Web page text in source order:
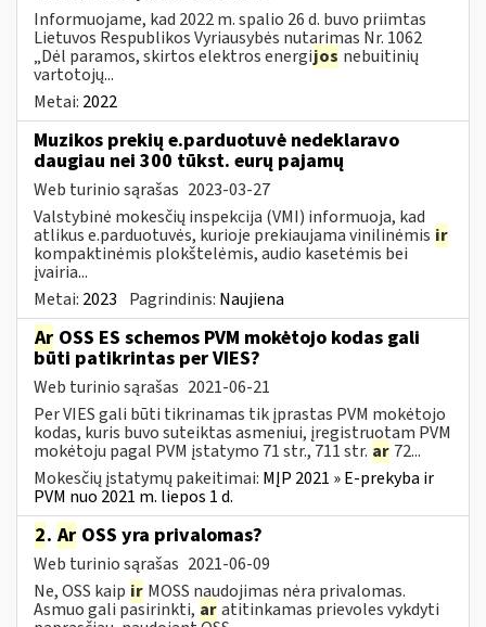
Informuojame, kad 2022 m. spalio 26 d. buvo priimtas
Lietuvos Respublikos Vyriausybės nutarimas Nr. 1062
„Dėl paramos, skirtos elektros energijos nebuitinių
vartotojų...
Metai: 2022
Muzikos prekių e.parduotuvė nedeklaravo
daugiau nei 300 tūkst. eurų pajamų
Web turinio sąrašas 2023-03-27
Valstybinė mokesčių inspekcija (VMI) informuoja, kad
atlikus e.parduotuvės, kurioje prekiaujama vinilinėmis ir
kompaktinėmis plokštelėmis, audio kasetėmis bei
įvairia...
Metai: 2023 Pagrindinis: Naujiena
Ar OSS ES schemos PVM mokėtojo kodas gali
būti patikrintas per VIES?
Web turinio sąrašas 2021-06-21
Per VIES gali būti tikrinamas tik įprastas PVM mokėtojo
kodas, kuris buvo suteiktas asmeniui, įregistruotam PVM
mokėtoju pagal PVM įstatymo 71 str., 711 str. ar 72...
Mokesčių įstatymų pakeitimai: MĮP 2021 » E-prekyba ir
PVM nuo 2021 m. liepos 1 d.
2. Ar OSS yra privalomas?
Web turinio sąrašas 2021-06-09
Ne, OSS kaip ir MOSS naudojimas nėra privalomas.
Asmuo gali pasirinkti, aratitinkamas prievoles vykdyti